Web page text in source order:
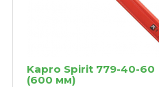
Kapro Spirit 779-40-60
(600 мм)